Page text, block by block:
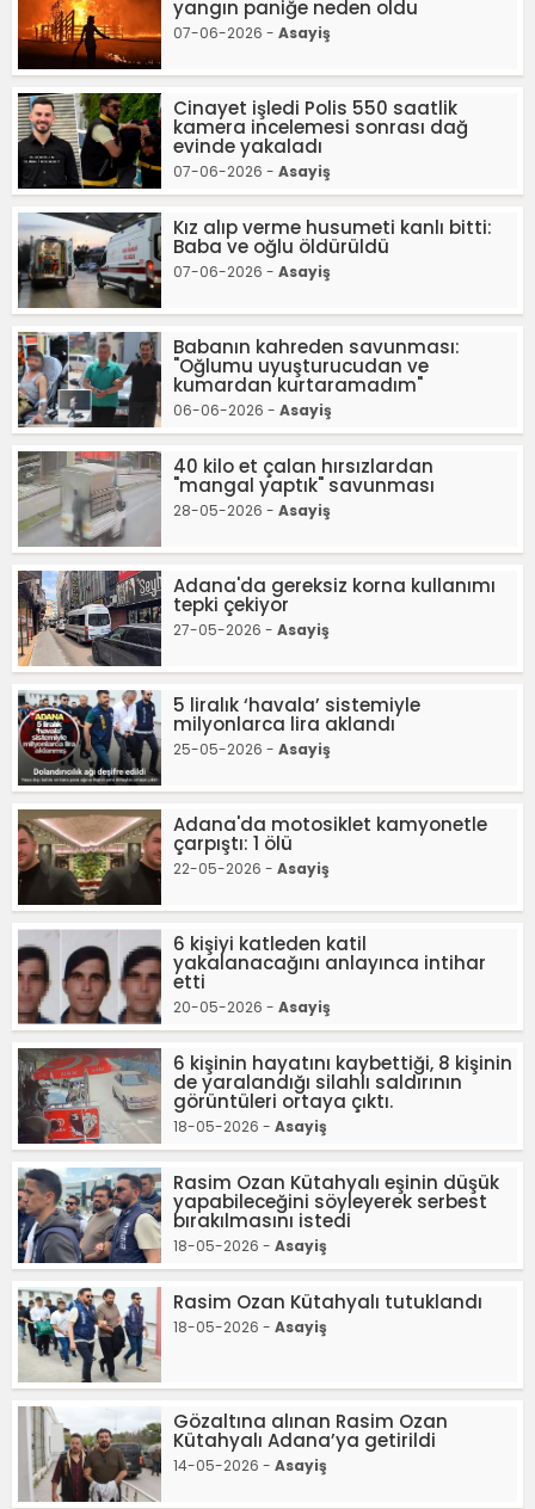
yangın paniğe neden oldu
07-06-2026 - Asayiş
Cinayet işledi Polis 550 saatlik
kamera incelemesi sonrası dağ
evinde yakaladı
07-06-2026 - Asayiş
Kız alıp verme husumeti kanlı bitti:
Baba ve oğlu öldürüldü
07-06-2026 - Asayiş
Babanın kahreden savunması:
"Oğlumu uyuşturucudan ve
kumardan kurtaramadım"
06-06-2026 - Asayiş
40 kilo et çalan hırsızlardan
"mangal yaptık" savunması
28-05-2026 - Asayiş
Adana'da gereksiz korna kullanımı
tepki çekiyor
27-05-2026 - Asayiş
5 liralık ‘havala’ sistemiyle
milyonlarca lira aklandı
25-05-2026 - Asayiş
Adana'da motosiklet kamyonetle
çarpıştı: 1 ölü
22-05-2026 - Asayiş
6 kişiyi katleden katil
yakalanacağını anlayınca intihar
etti
20-05-2026 - Asayiş
6 kişinin hayatını kaybettiği, 8 kişinin
de yaralandığı silahlı saldırının
görüntüleri ortaya çıktı.
18-05-2026 - Asayiş
Rasim Ozan Kütahyalı eşinin düşük
yapabileceğini söyleyerek serbest
bırakılmasını istedi
18-05-2026 - Asayiş
Rasim Ozan Kütahyalı tutuklandı
18-05-2026 - Asayiş
Gözaltına alınan Rasim Ozan
Kütahyalı Adana’ya getirildi
14-05-2026 - Asayiş